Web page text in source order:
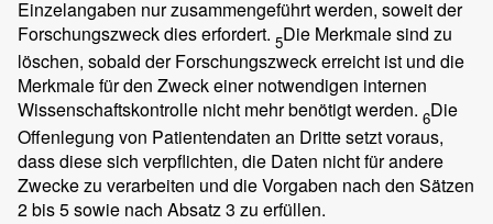
Einzelangaben nur zusammengeführt werden, soweit der
Forschungszweck dies erfordert. 5Die Merkmale sind zu
löschen, sobald der Forschungszweck erreicht ist und die
Merkmale für den Zweck einer notwendigen internen
Wissenschaftskontrolle nicht mehr benötigt werden. 6Die
Offenlegung von Patientendaten an Dritte setzt voraus,
dass diese sich verpflichten, die Daten nicht für andere
Zwecke zu verarbeiten und die Vorgaben nach den Sätzen
2 bis 5 sowie nach Absatz 3 zu erfüllen.